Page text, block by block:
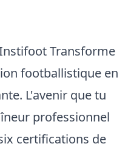
Transforme
footballistique en
L'avenir que tu
professionnel
certifications de